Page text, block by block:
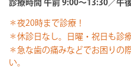
診療時間 午前 9:00～13:30／午
＊夜20時まで診療！
＊休診日なし。日曜・祝日も診
＊急な歯の痛みなどでお困りの
い。